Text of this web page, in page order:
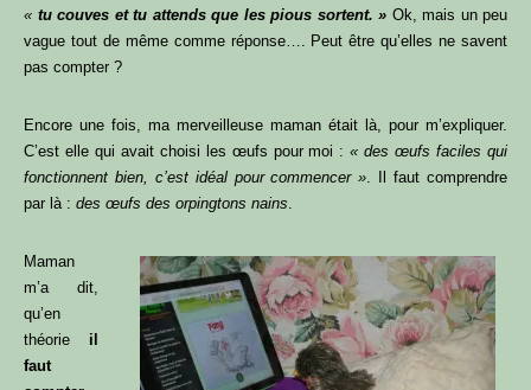
« tu couves et tu attends que les pious sortent. » Ok, mais un peu
vague tout de même comme réponse…. Peut être qu’elles ne savent
pas compter ?
Encore une fois, ma merveilleuse maman était là, pour m’expliquer.
C’est elle qui avait choisi les œufs pour moi :« des œufs faciles qui
fonctionnent bien, c’est idéal pour commencer ». Il faut comprendre
par là : des œufs des orpingtons nains.
Maman
m’a dit,
qu’en
théorie il
faut
Bonjour et bienvenue